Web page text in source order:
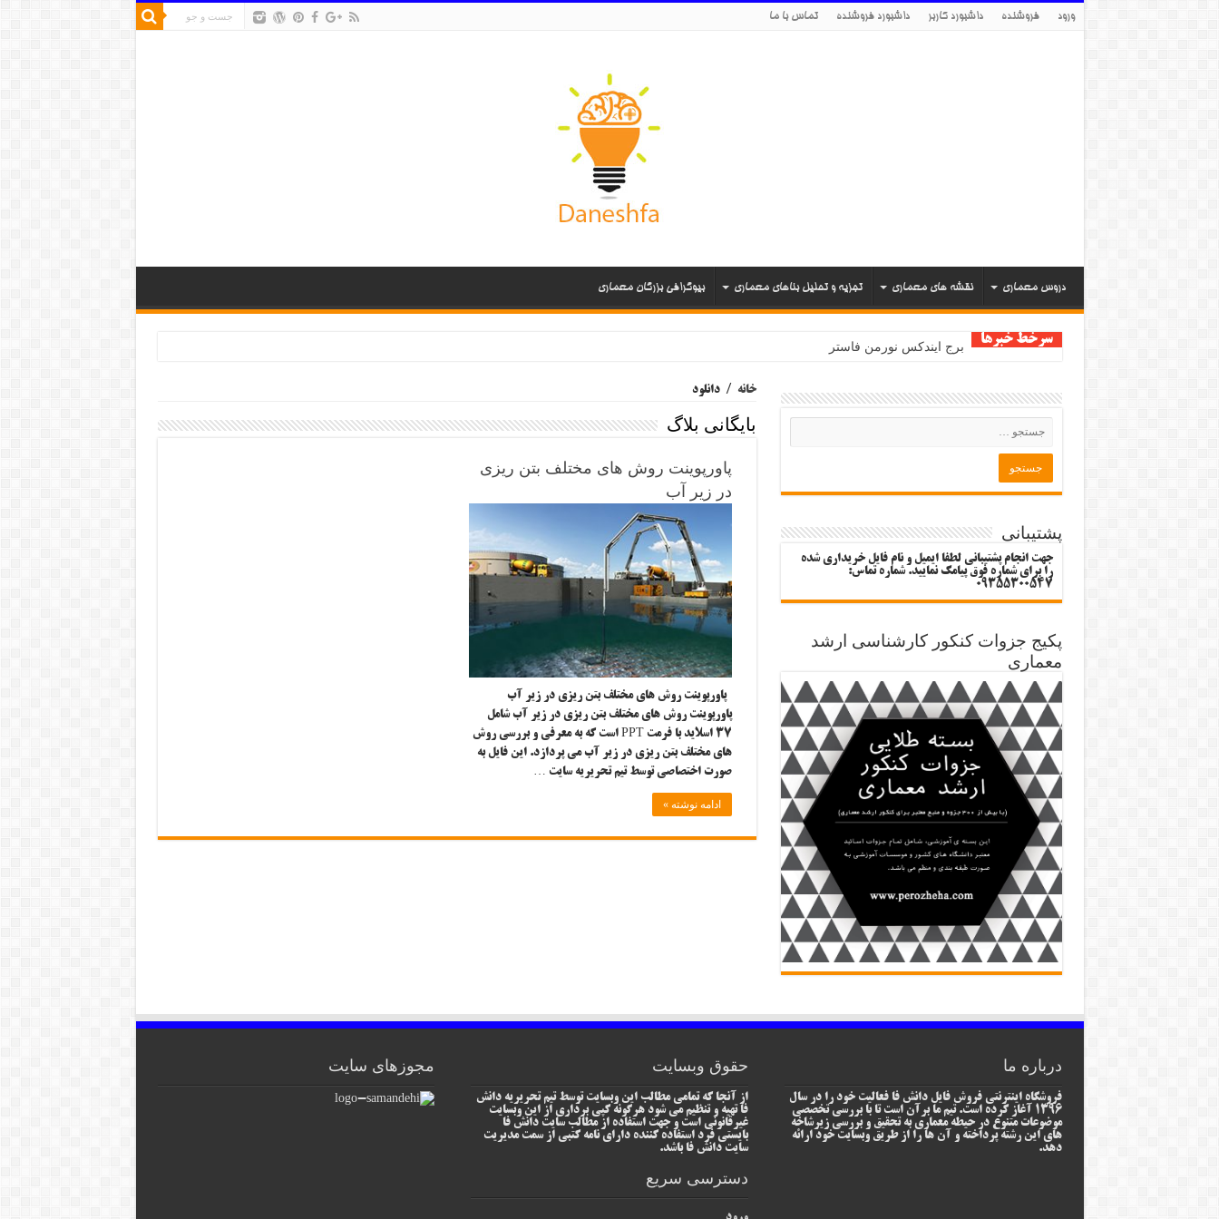
ورود فروشنده داشبورد کاربر داشبورد فروشنده تماس با ما
دروس معماری نقشه های معماری تجزیه و تحلیل بناهای معماری بیوگرافی بزرگان معماری
سرخط خبرها برج ایندکس نورمن فاستر
خانه / دانلود
بایگانی بلاگ
پاورپوینت روش های مختلف بتن ریزی
در زیر آب
پاورپوینت روش های مختلف بتن ریزی در زیر آب
پاورپوینت روش های مختلف بتن ریزی در زیر آب شامل
۳۷ اسلاید با فرمت PPT است که به معرفی و بررسی روش
های مختلف بتن ریزی در زیر آب می پردازد. این فایل به
صورت اختصاصی توسط تیم تحریریه سایت …
ادامه نوشته »
پشتیبانی
جهت انجام پشتیبانی لطفا ایمیل و نام فایل خریداری شده
را برای شماره فوق پیامک نمایید. شماره تماس:
09355300547
پکیج جزوات کنکور کارشناسی ارشد
معماری
درباره ما
فروشگاه اینترنتی فروش فایل دانش فا فعالیت خود را در سال
1396 آغاز کرده است. تیم ما برآن است تا با بررسی تخصصی
موضوعات متنوع در حیطه معماری به تحقیق و بررسی زیرشاخه
های این رشته پرداخته و آن ها را از طریق وبسایت خود ارائه
دهد.
حقوق وبسایت
از آنجا که تمامی مطالب این وبسایت توسط تیم تحریریه دانش
فا تهیه و تنظیم می شود هرگونه کپی برداری از این وبسایت
غیرقانونی است و جهت استفاده از مطالب سایت دانش فا
بایستی فرد استفاده کننده دارای نامه کتبی از سمت مدیریت
سایت دانش فا باشد.
دسترسی سریع
مجوزهای سایت